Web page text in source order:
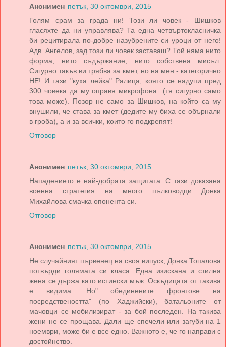
Анонимен петък, 30 октомври, 2015
Голям срам за града ни! Този ли човек - Шишков
гласяхте да ни управлява? Та една четвъртокласничка
би рецитирала по-добре назубрените си уроци от него!
Адв. Ангелов, зад този ли човек заставаш? Той няма нито
форма, нито съдържание, нито собствена мисъл.
Сигурно такъв ви трябва за кмет, но на мен - категорично
НЕ! И тази "куха лейка" Ралица, която се надупи пред
300 човека да му оправя микрофона...(тя сигурно само
това може). Позор не само за Шишков, на който са му
внушили, че става за кмет (дедите му биха се обърнали
в гроба), а и за всички, които го подкрепят!
Отговор
Анонимен петък, 30 октомври, 2015
Нападението е най-добрата защитата. С тази доказана
военна стратегия на много пълководци Донка
Михайлова смачка опонента си.
Отговор
Анонимен петък, 30 октомври, 2015
Не случайният първенец на своя випуск, Донка Топалова
потвърди голямата си класа. Една изискана и стилна
жена се държа като истински мъж. Оскъдицата от такива
е видима. Но" обединените фронтове на
посредствеността" (по Хаджийски), батальоните от
мачовци се мобилизират - за бой последен. На такива
жени не се прощава. Дали ще спечели или загуби на 1
ноември, може би е все едно. Важното е, че го направи с
достойнство.